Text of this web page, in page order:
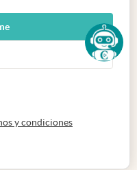
pestaña
y condicionesabre en nueva